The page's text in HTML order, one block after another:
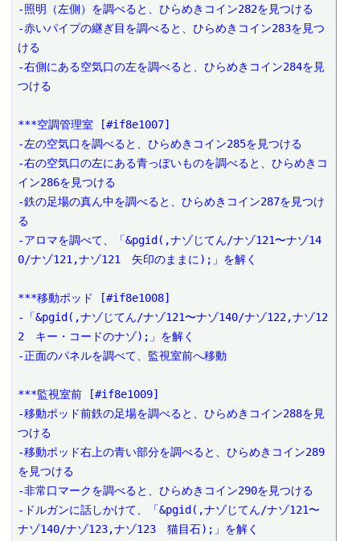
-照明（左側）を調べると、ひらめきコイン282を見つける
-赤いパイプの継ぎ目を調べると、ひらめきコイン283を見つ
ける
-右側にある空気口の左を調べると、ひらめきコイン284を見
つける
***空調管理室 [#if8e1007]
-左の空気口を調べると、ひらめきコイン285を見つける
-右の空気口の左にある青っぽいものを調べると、ひらめきコ
イン286を見つける
-鉄の足場の真ん中を調べると、ひらめきコイン287を見つけ
る
-アロマを調べて、「&pgid(,ナゾじてん/ナゾ121〜ナゾ14
0/ナゾ121,ナゾ121　矢印のままに);」を解く
***移動ポッド [#if8e1008]
-「&pgid(,ナゾじてん/ナゾ121〜ナゾ140/ナゾ122,ナゾ12
2　キー・コードのナゾ);」を解く
-正面のパネルを調べて、監視室前へ移動
***監視室前 [#if8e1009]
-移動ポッド前鉄の足場を調べると、ひらめきコイン288を見
つける
-移動ポッド右上の青い部分を調べると、ひらめきコイン289
を見つける
-非常口マークを調べると、ひらめきコイン290を見つける
-ドルガンに話しかけて、「&pgid(,ナゾじてん/ナゾ121〜
ナゾ140/ナゾ123,ナゾ123　猫目石);」を解く